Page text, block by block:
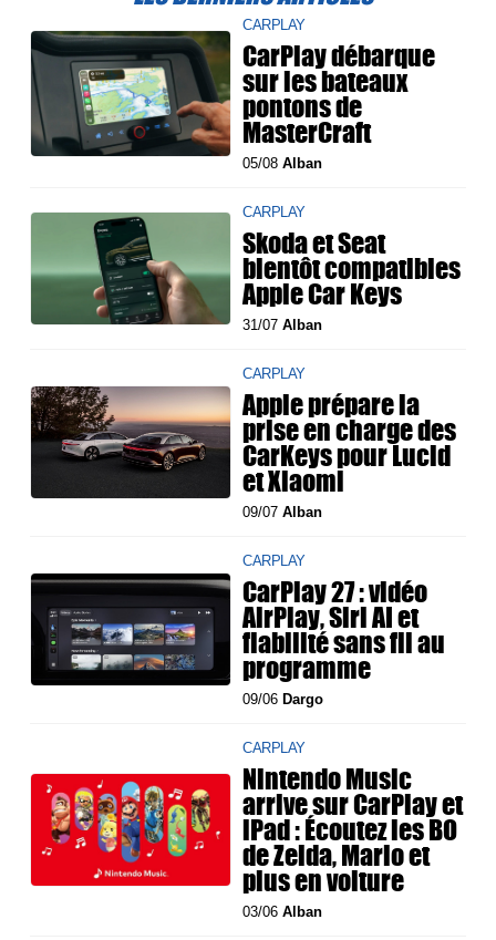
CARPLAY
CarPlay débarque
sur les bateaux
pontons de
MasterCraft
05/08Alban
CARPLAY
Skoda et Seat
bientôt compatibles
Apple Car Keys
31/07Alban
CARPLAY
Apple prépare la
prise en charge des
CarKeys pour Lucid
et Xiaomi
09/07Alban
CARPLAY
CarPlay 27 : vidéo
AirPlay, Siri AI et
fiabilité sans fil au
programme
09/06Dargo
CARPLAY
Nintendo Music
arrive sur CarPlay et
iPad : Écoutez les BO
de Zelda, Mario et
plus en voiture
03/06Alban